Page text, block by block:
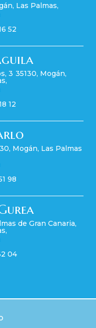
, Las Palmas,
52
3 35130, Mogán,
,
12
, Mogán, Las Palmas
98
de Gran Canaria,
,
04